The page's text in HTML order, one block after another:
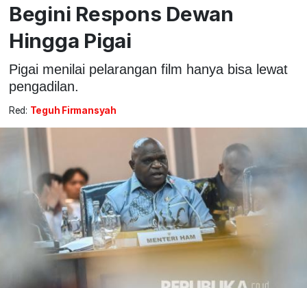
Begini Respons Dewan
Hingga Pigai
Pigai menilai pelarangan film hanya bisa lewat
pengadilan.
Red: Teguh Firmansyah